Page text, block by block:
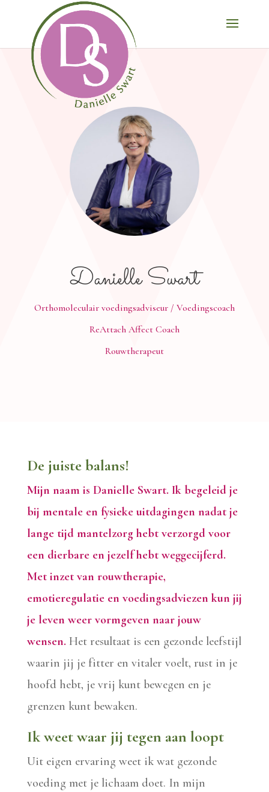
Danielle Swart
Orthomoleculair voedingsadviseur / Voedingscoach
ReAttach Affect Coach
Rouwtherapeut
De juiste balans!
Mijn naam is Danielle Swart. Ik begeleid je
bij mentale en fysieke uitdagingen nadat je
lange tijd mantelzorg hebt verzorgd voor
een dierbare en jezelf hebt weggecijferd.
Met inzet van rouwtherapie,
emotieregulatie en voedingsadviezen kun jij
je leven weer vormgeven naar jouw
wensen. Het resultaat is een gezonde leefstijl
waarin jij je fitter en vitaler voelt, rust in je
hoofd hebt, je vrij kunt bewegen en je
grenzen kunt bewaken.
Ik weet waar jij tegen aan loopt
Uit eigen ervaring weet ik wat gezonde
voeding met je lichaam doet. In mijn